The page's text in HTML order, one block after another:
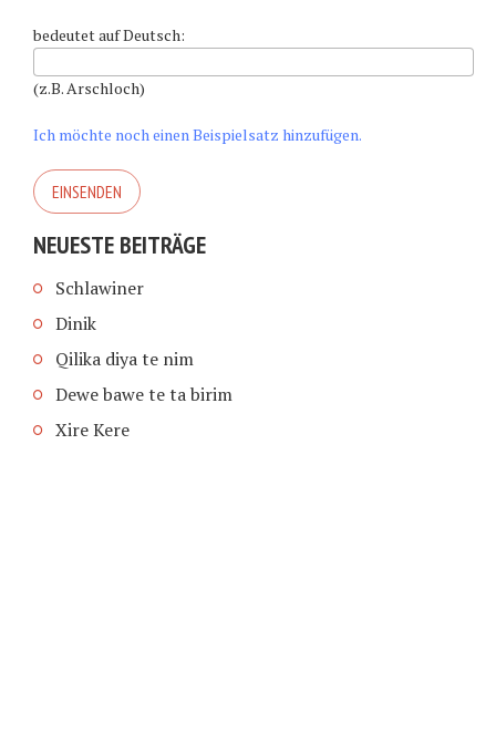
bedeutet auf Deutsch:
(z.B. Arschloch)
Ich möchte noch einen Beispielsatz hinzufügen.
NEUESTE BEITRÄGE
Schlawiner
Dinik
Qilika diya te nim
Dewe bawe te ta birim
Xire Kere